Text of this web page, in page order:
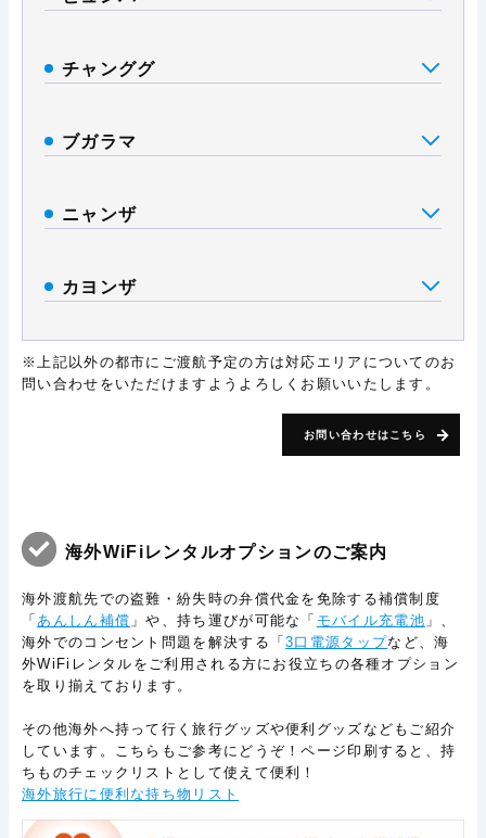
チャンググ
ブガラマ
ニャンザ
カヨンザ
※上記以外の都市にご渡航予定の方は対応エリアについてのお
問い合わせをいただけますようよろしくお願いいたします。
お問い合わせはこちら
海外WiFiレンタルオプションのご案内
海外渡航先での盗難・紛失時の弁償代金を免除する補償制度
「あんしん補償 」や、持ち運びが可能な「 モバイル充電池 」、
海外でのコンセント問題を解決する「3口電源タップなど、海
外WiFiレンタルをご利用される方にお役立ちの各種オプション
を取り揃えております。
その他海外へ持って行く旅行グッズや便利グッズなどもご紹介
しています。こちらもご参考にどうぞ！ページ印刷すると、持
ちものチェックリストとして使えて便利！
海外旅行に便利な持ち物リスト